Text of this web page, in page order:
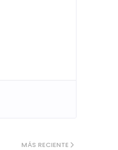
MÁS RECIENTE